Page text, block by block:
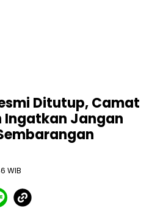
Ditutup, Camat
Ingatkan Jangan
WIB